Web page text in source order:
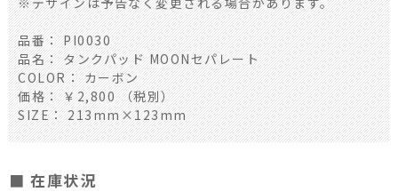
品番： PI0030
品名： タンクパッド MOONセパレート
COLOR： カーボン
価格： ￥2,800 （税別）
SIZE： 213mm×123mm
■ 在庫状況